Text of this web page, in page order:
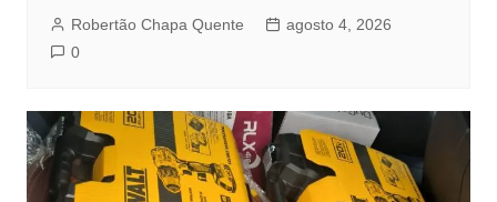
Robertão Chapa Quente
agosto 4, 2026
0